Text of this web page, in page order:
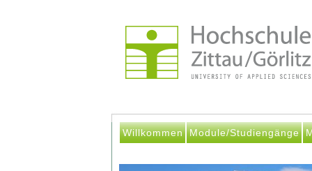
Willkommen Module/Studiengänge